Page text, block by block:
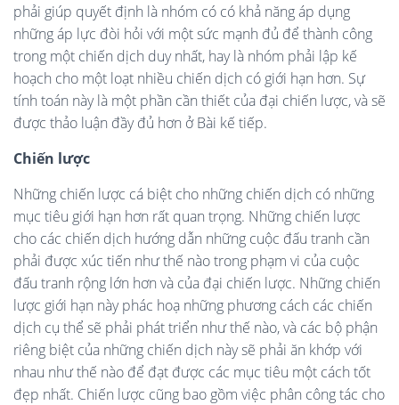
phải giúp quyết định là nhóm có có khả năng áp dụng
những áp lực đòi hỏi với một sức mạnh đủ để thành công
trong một chiến dịch duy nhất, hay là nhóm phải lập kế
hoạch cho một loạt nhiều chiến dịch có giới hạn hơn. Sự
tính toán này là một phần cần thiết của đại chiến lược, và sẽ
được thảo luận đầy đủ hơn ở Bài kế tiếp.
Chiến lược
Những chiến lược cá biệt cho những chiến dịch có những
mục tiêu giới hạn hơn rất quan trọng. Những chiến lược
cho các chiến dịch hướng dẫn những cuộc đấu tranh cần
phải được xúc tiến như thế nào trong phạm vi của cuộc
đấu tranh rộng lớn hơn và của đại chiến lược. Những chiến
lược giới hạn này phác hoạ những phương cách các chiến
dịch cụ thể sẽ phải phát triển như thế nào, và các bộ phận
riêng biệt của những chiến dịch này sẽ phải ăn khớp với
nhau như thế nào để đạt được các mục tiêu một cách tốt
đẹp nhất. Chiến lược cũng bao gồm việc phân công tác cho